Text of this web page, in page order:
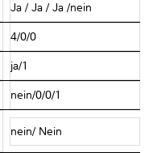
Ja / Ja / Ja /nein
4/0/0
ja/1
nein/0/0/1
nein/ Nein